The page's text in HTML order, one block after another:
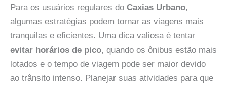
Para os usuários regulares do Caxias Urbano,
algumas estratégias podem tornar as viagens mais
tranquilas e eficientes. Uma dica valiosa é tentar
evitar horários de pico, quando os ônibus estão mais
lotados e o tempo de viagem pode ser maior devido
ao trânsito intenso. Planejar suas atividades para que